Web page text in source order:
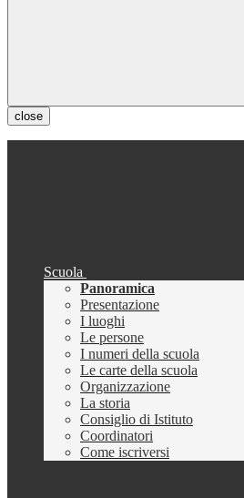
close
Scuola
Panoramica
Presentazione
I luoghi
Le persone
I numeri della scuola
Le carte della scuola
Organizzazione
La storia
Consiglio di Istituto
Coordinatori
Come iscriversi